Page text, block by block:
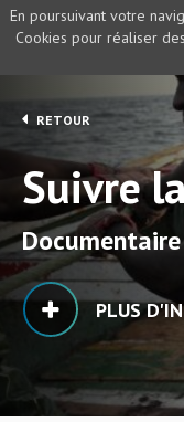
RETOUR
Suivre
PLUS
En poursuivant votre
Cookies pour réaliser